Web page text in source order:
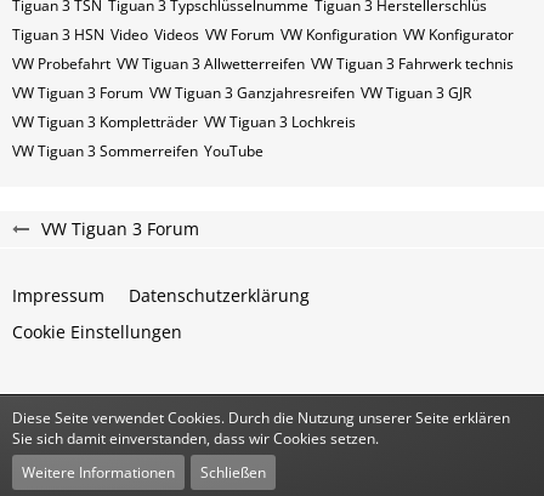
Tiguan 3​​​​ TSN Tiguan 3​​​​ Typschlüsselnumme Tiguan 3​​​​​ Herstellerschlüs
Tiguan 3​​​​​ HSN Video Videos VW Forum VW Konfiguration VW Konfigurator
VW Probefahrt VW Tiguan 3 Allwetterreifen VW Tiguan 3 Fahrwerk technis
VW Tiguan 3 Forum VW Tiguan 3 Ganzjahresreifen VW Tiguan 3 GJR
VW Tiguan 3 Kompletträder VW Tiguan 3 Lochkreis
VW Tiguan 3 Sommerreifen YouTube
VW Tiguan 3 Forum
Impressum
Datenschutzerklärung
Cookie Einstellungen
Community-Software:WoltLab Suite™
Stil:Classicvon
Diese Seite verwendet Cookies. Durch die Nutzung unserer Seite erklären
Sie sich damit einverstanden, dass wir Cookies setzen.
Weitere Informationen
Schließen